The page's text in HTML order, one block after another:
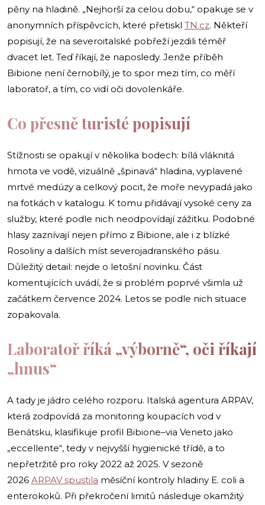
pěny na hladině. „Nejhorší za celou dobu,“ opakuje se v
anonymních příspěvcích, které přetiskl TN.cz. Někteří
popisují, že na severoitalské pobřeží jezdili téměř
dvacet let. Teď říkají, že naposledy. Jenže příběh
Bibione není černobílý, je to spor mezi tím, co měří
laboratoř, a tím, co vidí oči dovolenkáře.
Co přesně turisté popisují
Stížnosti se opakují v několika bodech: bílá vláknitá
hmota ve vodě, vizuálně „špinavá“ hladina, vyplavené
mrtvé medúzy a celkový pocit, že moře nevypadá jako
na fotkách v katalogu. K tomu přidávají vysoké ceny za
služby, které podle nich neodpovídají zážitku. Podobné
hlasy zaznívají nejen přímo z Bibione, ale i z blízké
Rosoliny a dalších míst severojadranského pásu.
Důležitý detail: nejde o letošní novinku. Část
komentujících uvádí, že si problém poprvé všimla už
začátkem července 2024. Letos se podle nich situace
zopakovala.
Laboratoř říká „výborně“, oči říkají
„hnus“
A tady je jádro celého rozporu. Italská agentura ARPAV,
která zodpovídá za monitoring koupacích vod v
Benátsku, klasifikuje profil Bibione–via Veneto jako
„eccellente“, tedy v nejvyšší hygienické třídě, a to
nepřetržitě pro roky 2022 až 2025. V sezoně
2026 ARPAV spustila měsíční kontroly hladiny E. coli a
enterokoků. Při překročení limitů následuje okamžitý